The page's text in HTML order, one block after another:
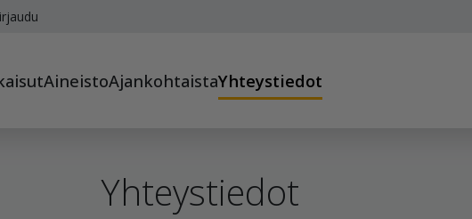
AineistoAjankohtaistaYhteystiedot
Yhteystiedot